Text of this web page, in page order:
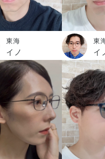
東海
イノ
東
イ